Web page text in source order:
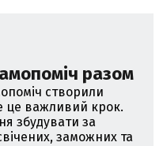
разом
створили
це важливий крок.
збудувати за
заможних та